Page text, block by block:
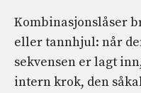
Kombinasjonslåser
eller tannhjul: når
sekvensen er lagt
intern krok, den